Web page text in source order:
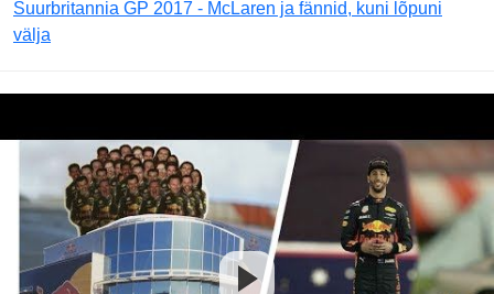
Suurbritannia GP 2017 - McLaren ja fännid, kuni lõpuni
välja